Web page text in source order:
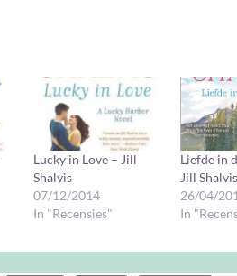
Lucky in Love – Jill
Shalvis
07/12/2014
In "Recensies"
Liefde in
Jill Shalvis
26/04/
In